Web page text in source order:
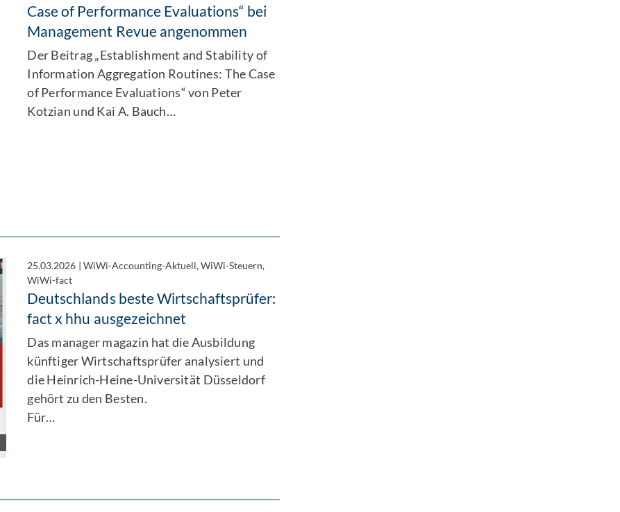
Case of Performance Evaluations“ bei
Management Revue angenommen
Der Beitrag „Establishment and Stability of
Information Aggregation Routines: The Case
of Performance Evaluations“ von Peter
Kotzian und Kai A. Bauch…
25.03.2026 | WiWi-Accounting-Aktuell, WiWi-Steuern,
WiWi-fact
Deutschlands beste Wirtschaftsprüfer:
fact x hhu ausgezeichnet
Das manager magazin hat die Ausbildung
künftiger Wirtschaftsprüfer analysiert und
die Heinrich-Heine-Universität Düsseldorf
gehört zu den Besten.
Für…